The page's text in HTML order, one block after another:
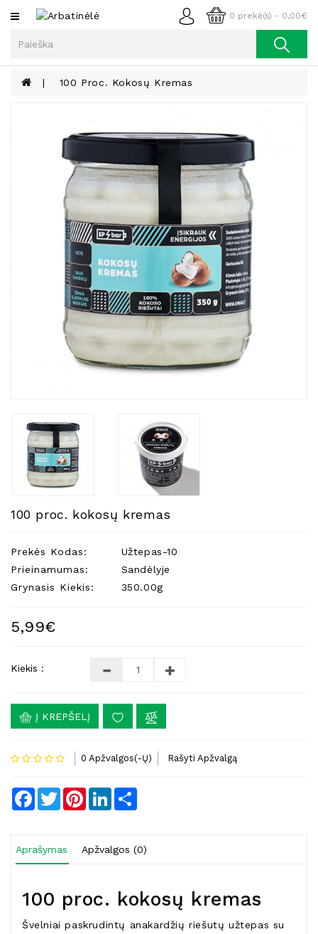
0 prekė(s) - 0,00€
Kategorijos
Kava
Lieknėjimui,
Gurmanams
Natūralios
Aliejai
Kosmetika
Higienos
Priemonės
Kūdikiams
Reikalai
Indai
Dovanos
100 Proc. Kokosų Kremas
100 proc. kokosų kremas
Prekės Kodas:
Užtepas-10
Prieinamumas:
Sandėlyje
Grynasis Kiekis:
350.00g
5,99€
Kiekis :
Į KREPŠELĮ
0 Apžvalgos(-Ų) Rašyti Apžvalgą
Facebook
TwitterPinterestLinkedIn
Aprašymas Apžvalgos (0)
100 proc. kokosų kremas
Švelniai paskrudintų anakardžių riešutų užtepas su